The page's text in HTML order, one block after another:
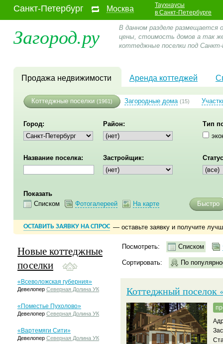
Санкт-Петербург Москва
Таухнаусы
в Санкт-Петербурге
Загород.ру
В данном разделе размещается
цены, стоимость домов а так
коттеджные поселки под
Продажа недвижимости Аренда коттеджей
Коттеджные поселки (1961) Загородные дома (15)
Город: Район:
Тип
Название поселка: Застройщик:
Показать
Списком
Фотогалереей На карте Быстро
ОСТАВИТЬ ЗАЯВКУ НА СПРОС — оставьте заявку и получите
Новые коттеджные
поселки
«Всеволожская губерния»
Девелопер Северная Долина УК
«Поместье Пухолово»
Девелопер Северная Долина УК
«Вартемяги Сити»
Девелопер Северная Долина УК
Посмотреть: Списком
Сортировать: По
Коттеджный поселок